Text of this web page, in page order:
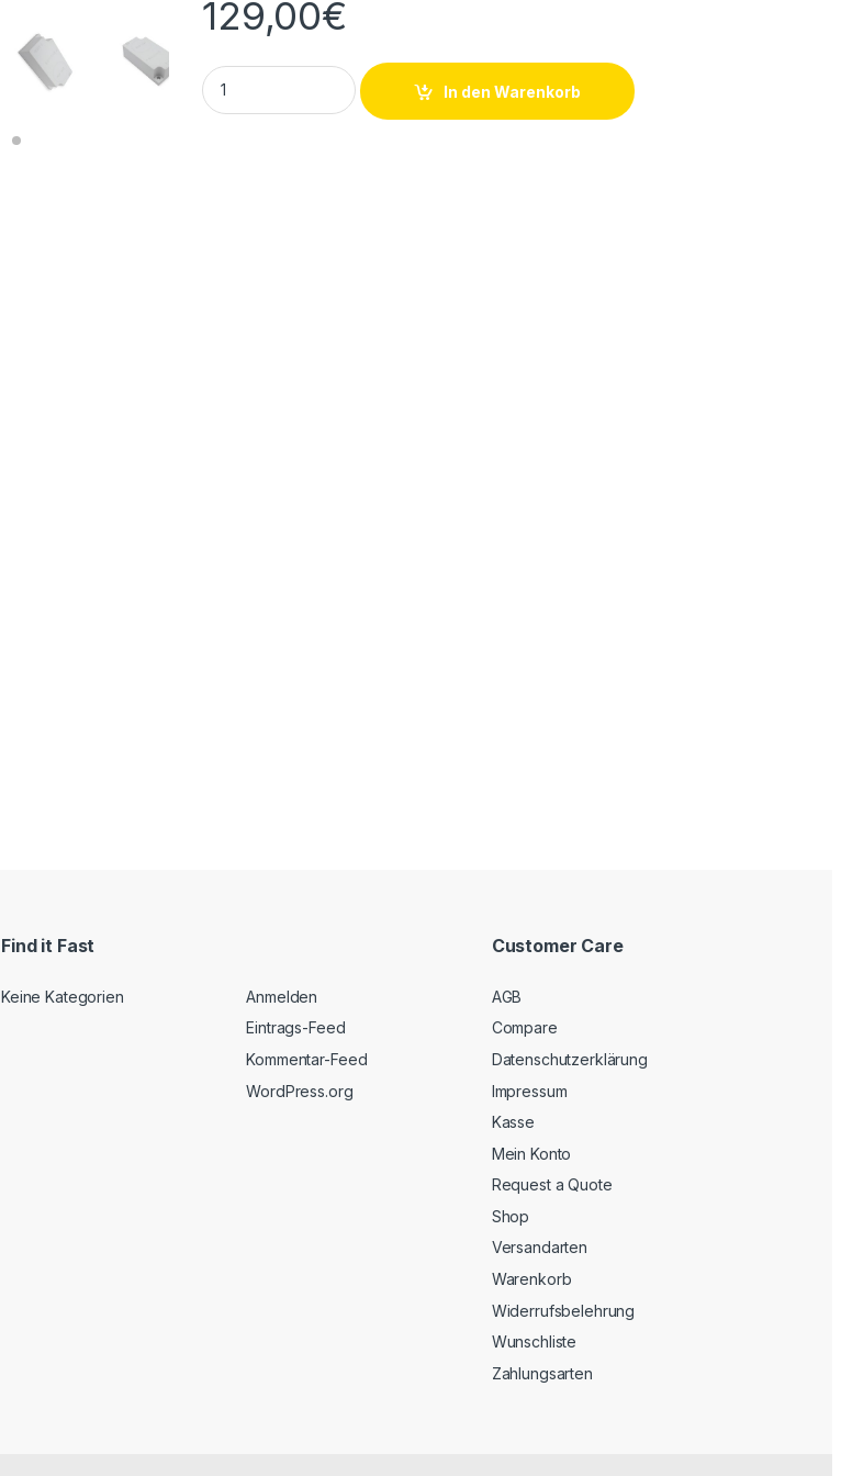
129,00€
Siemens 6GT2000-0CA20 Mobiler Datenspeicher MOBY-I MDS 402 quantity
In den Warenkorb
Find it Fast
Keine Kategorien
Anmelden
Eintrags-Feed
Kommentar-Feed
WordPress.org
Customer Care
AGB
Compare
Datenschutzerklärung
Impressum
Kasse
Mein Konto
Request a Quote
Shop
Versandarten
Warenkorb
Widerrufsbelehrung
Wunschliste
Zahlungsarten